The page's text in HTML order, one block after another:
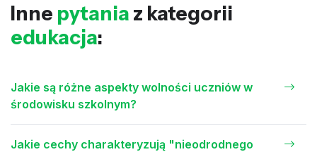
Inne pytania z kategorii
edukacja:
Jakie są różne aspekty wolności uczniów w
środowisku szkolnym?
Jakie cechy charakteryzują "nieodrodnego